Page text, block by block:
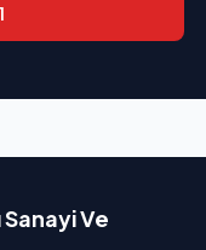
Sanayi Ve